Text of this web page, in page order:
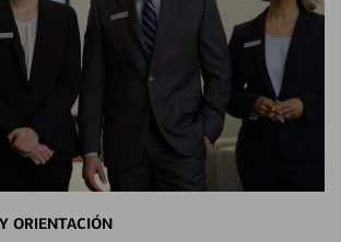
ORIENTACIÓN